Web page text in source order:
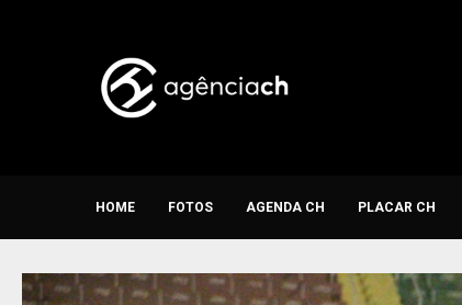
HOME FOTOS AGENDA CH PLACAR CH